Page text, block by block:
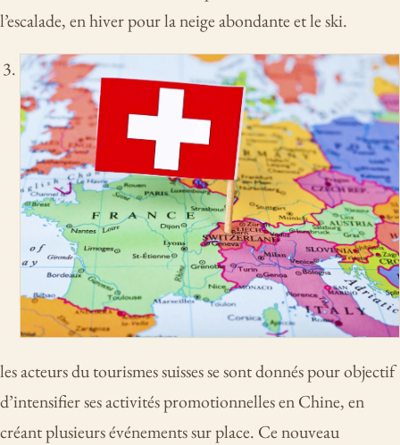
l’escalade, en hiver pour la neige abondante et le ski.
les acteurs du tourismes suisses se sont donnés pour objectif
d’intensifier ses activités promotionnelles en Chine, en
créant plusieurs événements sur place. Ce nouveau